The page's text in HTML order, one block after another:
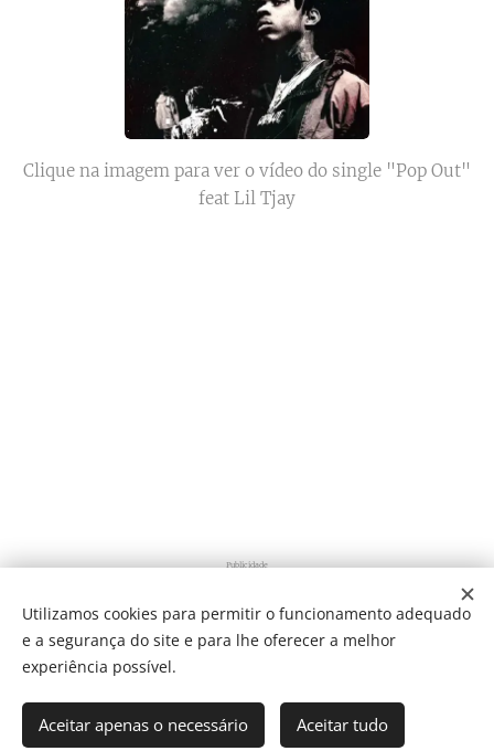
Clique na imagem para ver o vídeo do single "Pop Out"
feat Lil Tjay
Publicidade
Share
Utilizamos cookies para permitir o funcionamento adequado
e a segurança do site e para lhe oferecer a melhor
experiência possível.
Aceitar apenas o necessário Aceitar tudo